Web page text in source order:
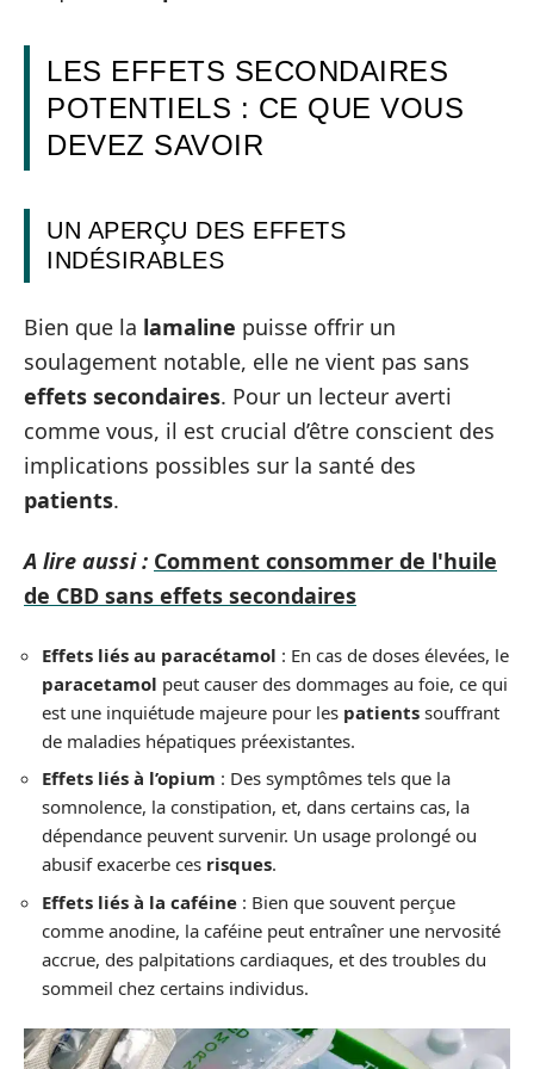
LES EFFETS SECONDAIRES
POTENTIELS : CE QUE VOUS
DEVEZ SAVOIR
UN APERÇU DES EFFETS
INDÉSIRABLES
Bien que la lamaline puisse offrir un
soulagement notable, elle ne vient pas sans
effets secondaires. Pour un lecteur averti
comme vous, il est crucial d’être conscient des
implications possibles sur la santé des
patients.
A lire aussi : Comment consommer de l'huile
de CBD sans effets secondaires
Effets liés au paracétamol : En cas de doses élevées, le
paracetamol peut causer des dommages au foie, ce qui
est une inquiétude majeure pour les patients souffrant
de maladies hépatiques préexistantes.
Effets liés à l’opium : Des symptômes tels que la
somnolence, la constipation, et, dans certains cas, la
dépendance peuvent survenir. Un usage prolongé ou
abusif exacerbe ces risques.
Effets liés à la caféine : Bien que souvent perçue
comme anodine, la caféine peut entraîner une nervosité
accrue, des palpitations cardiaques, et des troubles du
sommeil chez certains individus.